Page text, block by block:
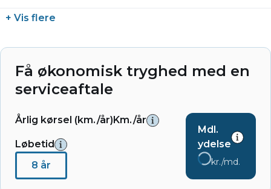
+ Vis flere
Få økonomisk tryghed med en
serviceaftale
Årlig kørsel (km./år)Km./år
Løbetid
8 år
Mdl.
ydelse
kr./md.